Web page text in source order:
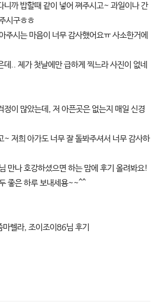
니까 밥할때 같이 넣어 쪄주시고~ 과일이나 간
시구ㅎㅎ
주시는 마음이 너무 감사했어요ㅠ 사소한거에
.. 제가 첫날에만 급하게 찍느라 사진이 없네
정이 많았는데, 저 아픈곳은 없는지 매일 신경
~ 저희 아가도 너무 잘 돌봐주셔서 너무 감사하
만나 호강하셨으면 하는 맘에 후기 올려봐요!
좋은 하루 보내세용~~^^
렐라, 조이조이86님 후기